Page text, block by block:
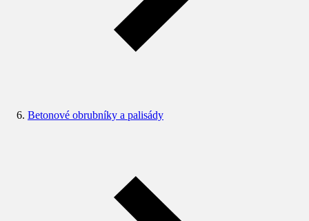
Betonové obrubníky a palisády